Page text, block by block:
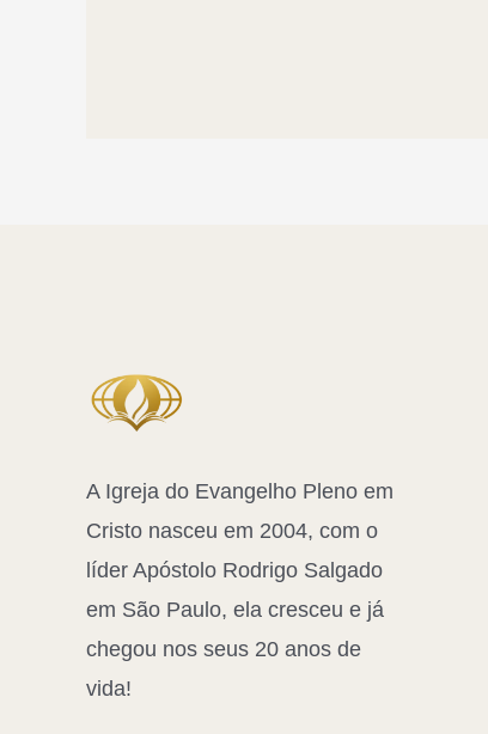
A Igreja do Evangelho Pleno em
Cristo nasceu em 2004, com o
líder Apóstolo Rodrigo Salgado
em São Paulo, ela cresceu e já
chegou nos seus 20 anos de
vida!